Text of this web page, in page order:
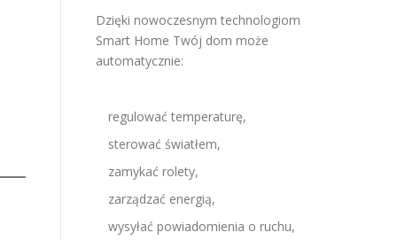
Dzięki nowoczesnym technologiom
Smart Home Twój dom może
automatycznie:
regulować temperaturę,
sterować światłem,
zamykać rolety,
zarządzać energią,
wysyłać powiadomienia o ruchu,